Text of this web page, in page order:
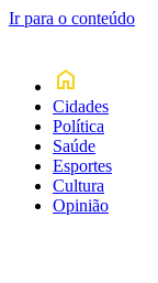
Ir para o conteúdo
Cidades
Política
Saúde
Esportes
Cultura
Opinião